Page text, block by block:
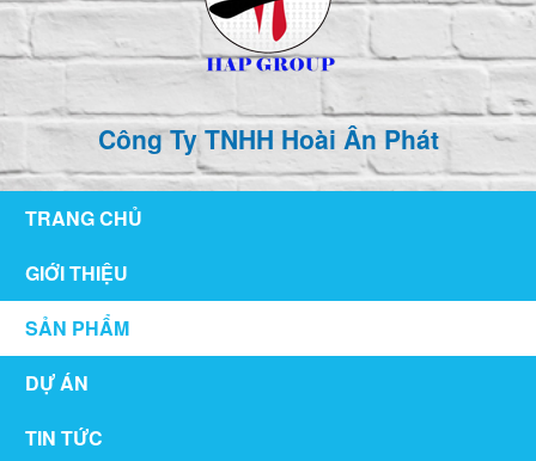
Công Ty TNHH Hoài Ân Phát
TRANG CHỦ
GIỚI THIỆU
SẢN PHẨM
DỰ ÁN
TIN TỨC